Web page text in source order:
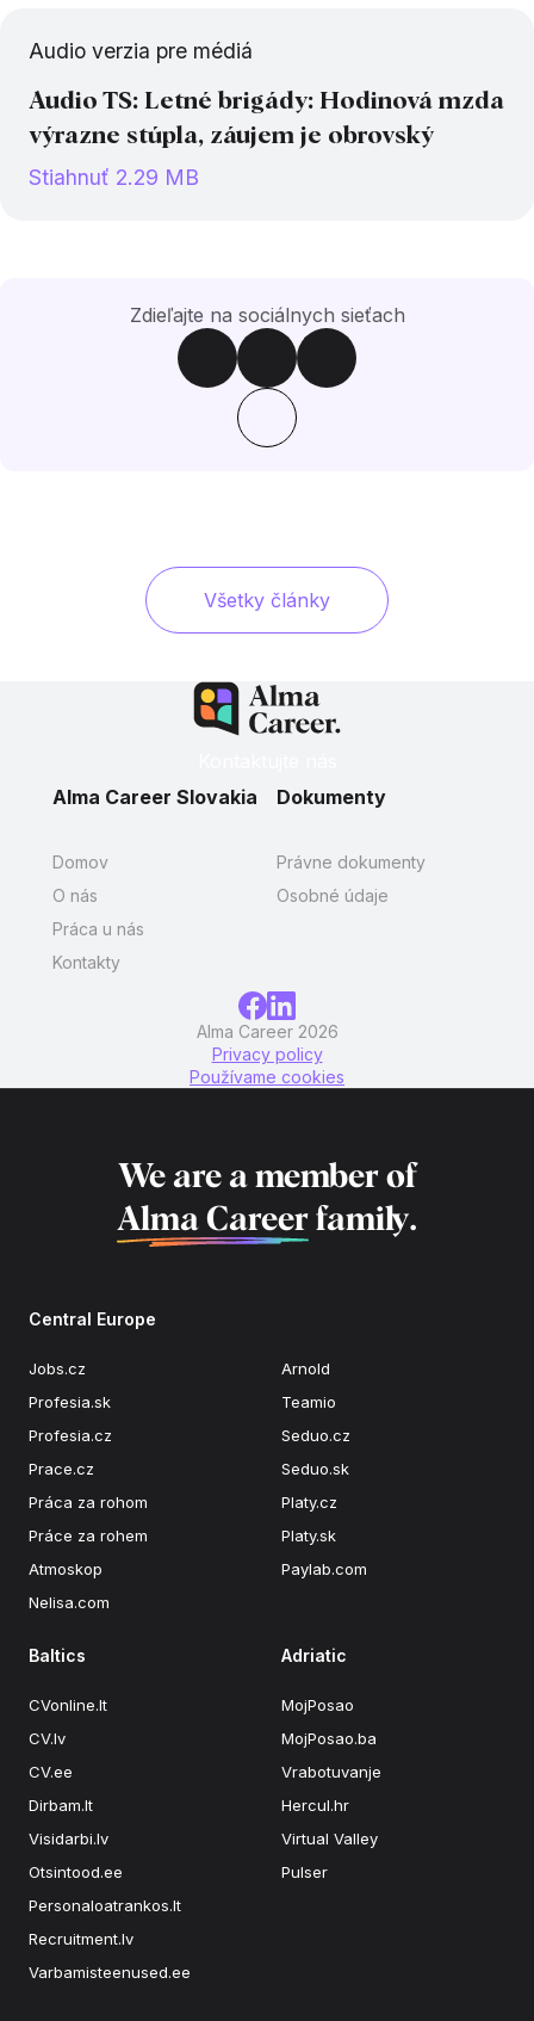
Audio verzia pre médiá
Audio TS: Letné brigády: Hodinová mzda
výrazne stúpla, záujem je obrovský
Stiahnuť 2.29 MB
Zdieľajte na sociálnych sieťach
Všetky články
Alma Career Slovakia
Domov
O nás
Práca u nás
Kontakty
Dokumenty
Právne dokumenty
Osobné údaje
Alma Career 2026
Privacy policy
Používame cookies
We are a member of
Alma Career family.
Central Europe
Jobs.cz
Profesia.sk
Profesia.cz
Prace.cz
Práca za rohom
Práce za rohem
Atmoskop
Nelisa.com
Arnold
Teamio
Seduo.cz
Seduo.sk
Platy.cz
Platy.sk
Paylab.com
Baltics
CVonline.lt
CV.lv
CV.ee
Dirbam.lt
Visidarbi.lv
Otsintood.ee
Personaloatrankos.lt
Recruitment.lv
Varbamisteenused.ee
Adriatic
MojPosao
MojPosao.ba
Vrabotuvanje
Hercul.hr
Virtual Valley
Pulser